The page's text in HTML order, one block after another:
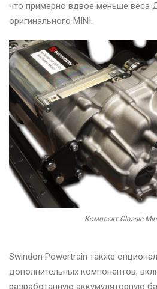
что примерно вдвое меньше веса
оригинального MINI.
Комплект Classic
Swindon Powertrain также
дополнительных компонентов,
разработанную аккумуляторную